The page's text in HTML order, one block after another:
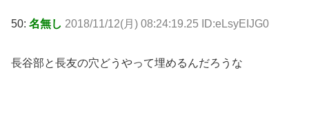
50: 名無し 2018/11/12(月) 08:24:19.25 ID:eLsyEIJG0
長谷部と長友の穴どうやって埋めるんだろうな